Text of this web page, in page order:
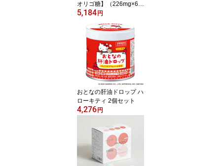
オリゴ糖】（226mg×6粒
×30包入）「2型コラーゲ
ン、ビタミンB6、葉酸、
ビタミンB12配合」「独
自製法の新健康成分「ア
ガロオリゴ糖配合」
5,184 円
おとなの肝油ドロップ ハ
ローキティ 2個セット
4,276 円